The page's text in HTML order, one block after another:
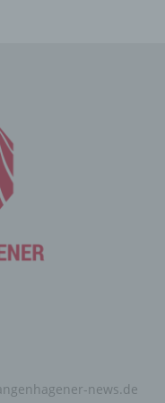
news.de
Internetseite
die
nicht bei jedem
Zugangsdaten
und dem auf
abgelegten Cookie
ist das Cookie
Der Online-Shop
können